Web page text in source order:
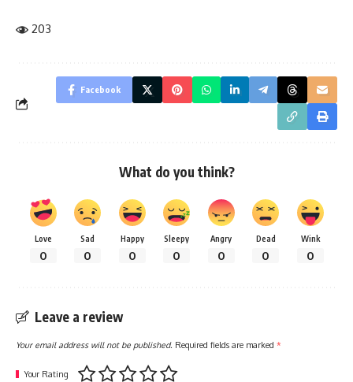
203
Facebook
What do you think?
Love
0
Sad
0
Happy
0
Sleepy
0
Angry
0
Dead
0
Wink
0
Leave a review
Your email address will not be published. Required fields are marked *
Your Rating